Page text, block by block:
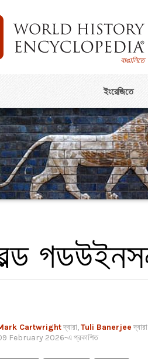
বাঙালিতে
ইংরেজিতে
Cartwrightদ্বারা,Tuli Banerjee
February 2026-এ প্রকাশিত